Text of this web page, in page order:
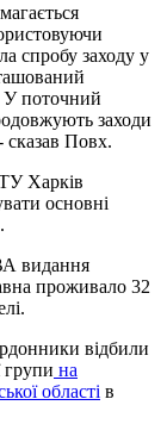
спробу заходу у
У поточний
заходи
сказав Повх.
Харків
основні
видання
проживало 32
відбили
групи на
області в